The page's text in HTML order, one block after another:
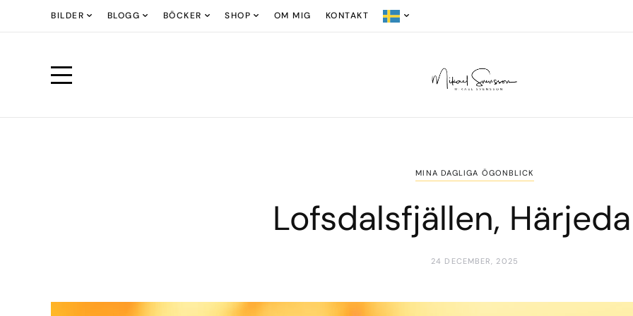
BILDER BLOGG BÖCKER SHOP OM MIG KONTAKT
MINA DAGLIGA ÖGONBLICK
Lofsdalsfjällen,
24 DECEMBER, 2025